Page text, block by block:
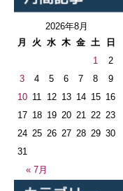
2026年8月
月
火 水 木 金 土 日
« 7月
1
2
3
4 5 6 7 8
9
10 11 12 13 14 15 16
17 18 19 20 21 22 23
24 25 26 27 28 29 30
31